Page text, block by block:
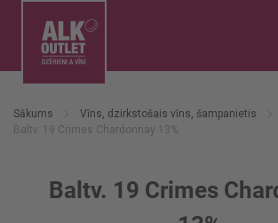
Sākums Vīns, dzirkstošais vīns, šampanietis
Baltv. 19 Crimes Chardonnay 13%
Baltv. 19 Crimes